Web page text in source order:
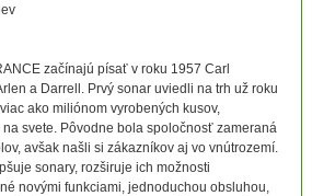
začínajú písať v roku 1957 Carl
a Darrell. Prvý sonar uviedli na trh už roku
ako miliónom vyrobených kusov,
svete. Pôvodne bola spoločnosť zameraná
avšak našli si zákazníkov aj vo vnútrozemí.
sonary, rozširuje ich možnosti
novými funkciami, jednoduchou obsluhou,